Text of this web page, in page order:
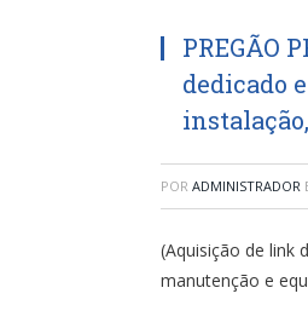
PREGÃO
dedicado
POR ADMINISTRADOR
(Aquisição de link
manutenção e